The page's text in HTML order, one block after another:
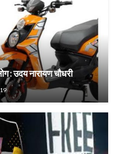
: उदय नारायण चौधरी